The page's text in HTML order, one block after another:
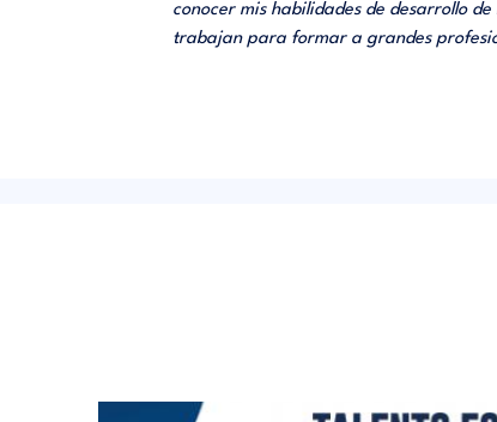
conocer mis habilidades de desarrollo
trabajan para formar a grandes